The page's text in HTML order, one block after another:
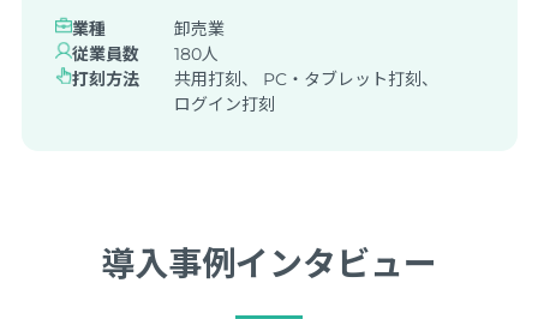
業種
卸売業
従業員数
180人
打刻方法
共用打刻、 PC・タブレット打刻、
ログイン打刻
導入事例インタビュー